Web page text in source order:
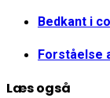
Bedkant i
Forståelse
Læs også